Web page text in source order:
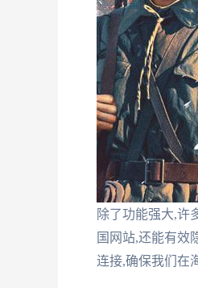
除了功能强大,许
国网站,还能有效
连接,确保我们在